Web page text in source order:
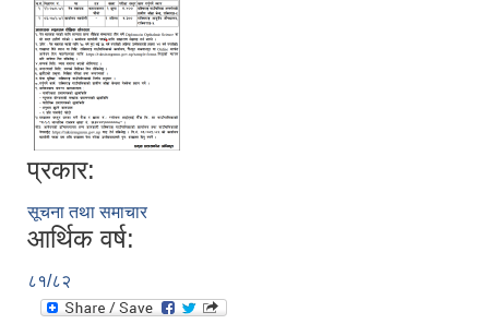
प्रकार:
सूचना तथा समाचार
आर्थिक वर्ष:
८१/८२